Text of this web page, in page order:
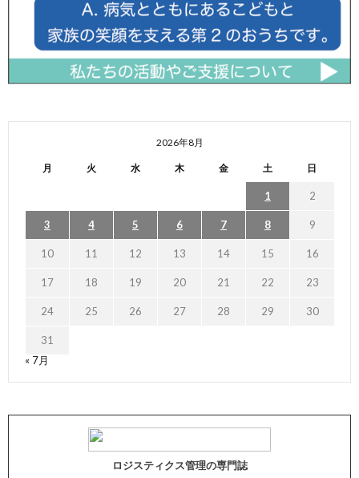
2026年8月
月 火 水 木 金 土 日
1 2
3 4 5 6 7 8 9
10 11 12 13 14 15 16
17 18 19 20 21 22 23
24 25 26 27 28 29 30
31
« 7月
ロジスティクス管理の専門誌